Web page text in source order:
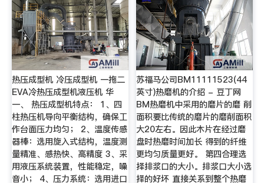
热压成型机 冷压成型机 一拖二
EVA冷热压成型机液压机 华
一、 热压成型机特点： 1、四
柱热压机导向平衡结构，确保工
作台面压力均匀； 2、温度传感
器棒：选用旋入式结构，温度测
量精准、感热快、高精度 3、采
用液压系统装置，性能稳定，噪
音小； 4、压力系统：选用进口
苏福马公司BM11111523(44
英寸)热磨机的介绍 - 豆丁网
BM热磨机中采用的磨片的磨 削
面积要比传统的磨片的磨削面积
大20左右。因此木片在经过磨
盘时热磨时间加长 得到的纤维
更均匀质量更好。 第四合理选
择排浆口的大小。排浆口大小选
择的好坏 直接关系到整个热磨